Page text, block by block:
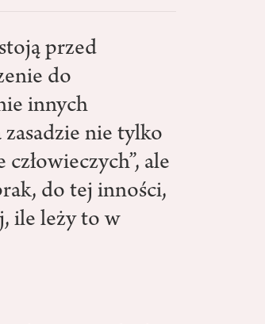
przed
do
innych
zasadzie nie tylko
ale
do tej inności,
ile leży to w